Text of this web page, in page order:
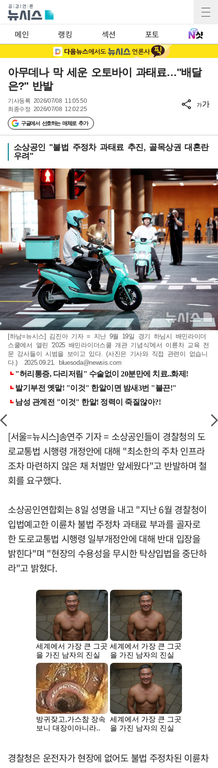
메인 랭킹 섹션 포토
아무데나 막 세운 오토바이 과태료…"배달
은?" 반발
기사등록 2026/07/08 11:05:50
최종수정 2026/07/08 12:02:25
구글에서 선호하는 매체로 추가
가가
소상공인 "불법 주정차 과태료 추진, 골목상권 대혼란
우려"
[하남=뉴시스] 김진아 기자 = 지난 9월 19일 경기 하님시 배민라이더
스쿨에서 열린 '2025 배민라이더스쿨 개관 기념식'에서 이륜차 교육 전
문 강사들이 시범을 보이고 있다. (사진은 기사와 직접 관련이 없습니
다.) 2025.09.21. bluesoda@newsis.com
[서울=뉴시스]송연주 기자 = 소상공인들이 경찰청의 도
로교통법 시행령 개정안에 대해 "최소한의 주차 인프라
조차 마련하지 않은 채 처벌만 앞세웠다"고 반발하며 철
회를 요구했다.
소상공인연합회는 8일 성명을 내고 "지난 6월 경찰청이
입법예고한 이륜차 불법 주정차 과태료 부과를 골자로
한 도로교통법 시행령 일부개정안에 대해 반대 입장을
밝힌다"며 "현장의 수용성을 무시한 탁상입법을 중단하
라"고 밝혔다.
경찰청은 운전자가 현장에 없어도 불법 주정차된 이륜차